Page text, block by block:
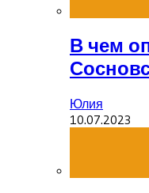
В чем
Юлия
10.07.2023